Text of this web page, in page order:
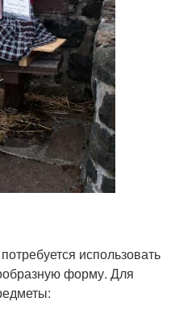
использовать
форму. Для